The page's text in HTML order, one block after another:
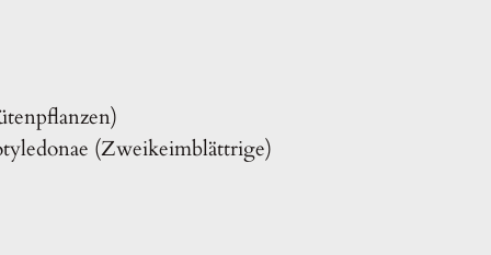
(Zweikeimblättrige)